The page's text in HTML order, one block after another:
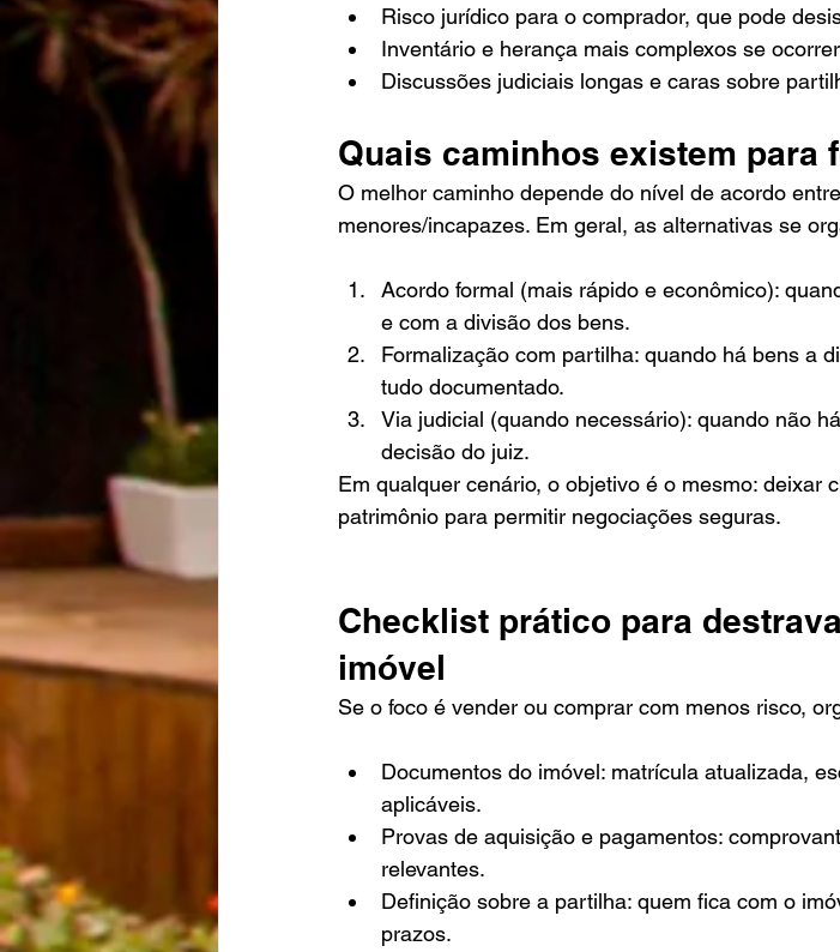
Risco jurídico para o comprador, que pode
Inventário e herança mais complexos se
Discussões judiciais longas e caras sobre
Quais caminhos existem para
O melhor caminho depende do nível de acordo
menores/incapazes. Em geral, as alternativas se
Acordo formal (mais rápido e econômico):
e com a divisão dos bens.
Formalização com partilha: quando há bens a
tudo documentado.
Via judicial (quando necessário): quando não
decisão do juiz.
Em qualquer cenário, o objetivo é o mesmo: deixar
patrimônio para permitir negociações seguras.
Checklist prático para
imóvel
Se o foco é vender ou comprar com menos risco,
Documentos do imóvel: matrícula atualizada,
aplicáveis.
Provas de aquisição e pagamentos:
relevantes.
Definição sobre a partilha: quem fica com o
prazos.